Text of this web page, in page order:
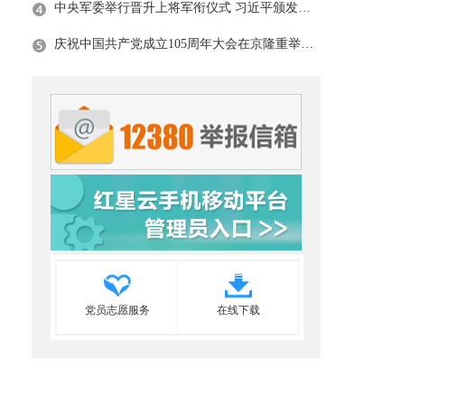
中央军委举行晋升上将军衔仪式 习近平颁发命令状并向晋衔的军官表示祝贺
庆祝中国共产党成立105周年大会在京隆重举行 习近平发表重要讲话
党员志愿服务 在线下载